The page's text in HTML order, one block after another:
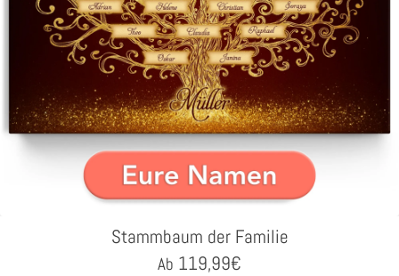
Stammbaum der Familie
Ab 119,99€